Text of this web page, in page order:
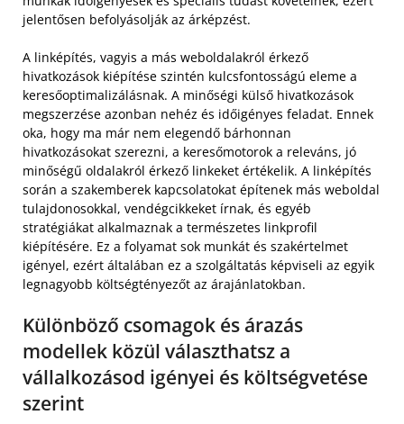
jelentősen befolyásolják az árképzést.
A linképítés, vagyis a más weboldalakról érkező
hivatkozások kiépítése szintén kulcsfontosságú eleme a
keresőoptimalizálásnak. A minőségi külső hivatkozások
megszerzése azonban nehéz és időigényes feladat. Ennek
oka, hogy ma már nem elegendő bárhonnan
hivatkozásokat szerezni, a keresőmotorok a releváns, jó
minőségű oldalakról érkező linkeket értékelik. A linképítés
során a szakemberek kapcsolatokat építenek más weboldal
tulajdonosokkal, vendégcikkeket írnak, és egyéb
stratégiákat alkalmaznak a természetes linkprofil
kiépítésére. Ez a folyamat sok munkát és szakértelmet
igényel, ezért általában ez a szolgáltatás képviseli az egyik
legnagyobb költségtényezőt az árajánlatokban.
Különböző csomagok és árazás
modellek közül választhatsz a
vállalkozásod igényei és költségvetése
szerint